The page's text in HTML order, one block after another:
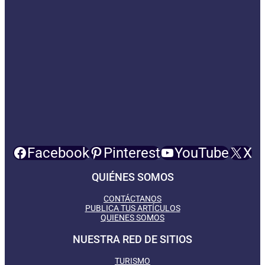
Facebook Pinterest YouTube X
QUIÉNES SOMOS
CONTÁCTANOS
PUBLICA TUS ARTÍCULOS
QUIENES SOMOS
NUESTRA RED DE SITIOS
TURISMO